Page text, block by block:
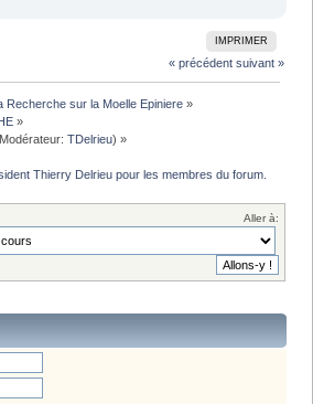
IMPRIMER
« précédent suivant »
Recherche sur la Moelle Epiniere »
»
TDelrieu) »
Thierry Delrieu pour les membres du forum.
Aller à: